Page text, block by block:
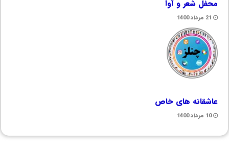
محفل شعر و آوا
21 مرداد 1400
عاشقانه های خاص
10 مرداد 1400